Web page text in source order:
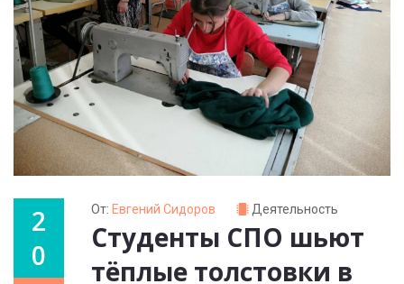
2
0
От: Евгений Сидоров Деятельность
Студенты СПО шьют
тёплые толстовки в